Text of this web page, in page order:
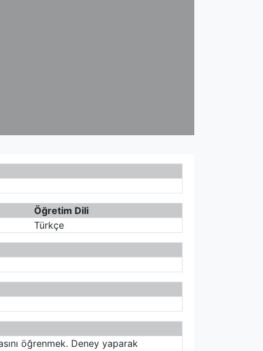
Öğretim Dili
Türkçe
öğrenmek. Deney yaparak